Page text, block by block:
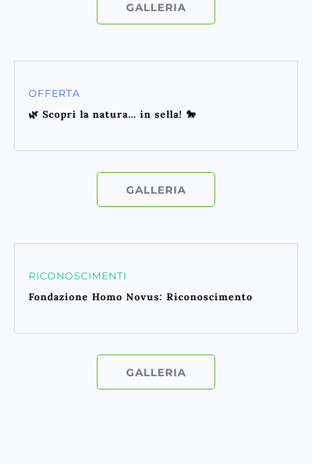
GALLERIA
OFFERTA
🌿 Scopri la natura… in sella! 🐎
GALLERIA
RICONOSCIMENTI
Fondazione Homo Novus: Riconoscimento
GALLERIA